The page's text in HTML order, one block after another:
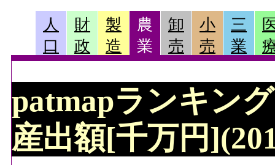
人
口
財
政
製
造
農
業
卸
売
小
売
三
業
patmapランキン
産出額[千万円